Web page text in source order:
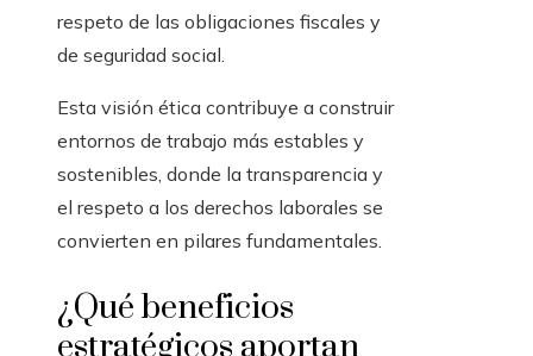
respeto de las obligaciones fiscales y
de seguridad social.
Esta visión ética contribuye a construir
entornos de trabajo más estables y
sostenibles, donde la transparencia y
el respeto a los derechos laborales se
convierten en pilares fundamentales.
¿Qué beneficios
estratégicos aportan